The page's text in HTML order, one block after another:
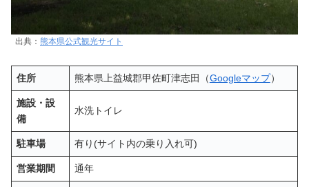
出典： 熊本県公式観光サイト
住所 熊本県上益城郡甲佐町津志田（Googleマップ）
施設・設
備
水洗トイレ
駐車場 有り(サイト内の乗り入れ可)
営業期間 通年